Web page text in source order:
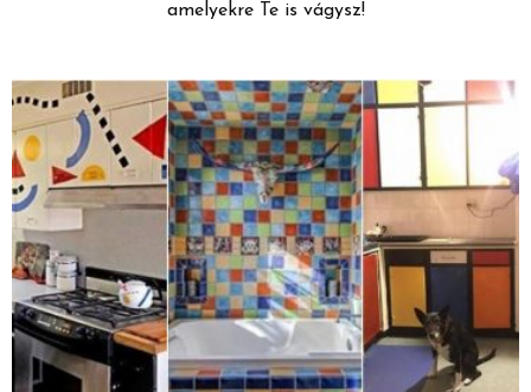
amelyekre Te is vágysz!